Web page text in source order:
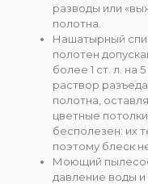
разводы или
полотна.
Нашатырный
полотен
более 1 ст. л. на
раствор
полотна,
цветные
бесполезен: их
поэтому блеск
Моющий
давление воды